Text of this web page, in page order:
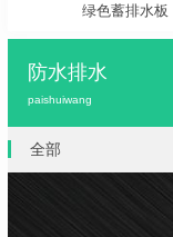
绿色蓄排水板
防水排水
paishuiwang
全部